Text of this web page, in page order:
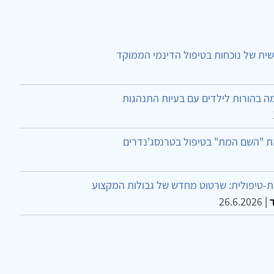
של נוכחות בטיפול הדינמי הממוקד
בהורות לילדים עם בעיות התנהגות
"השם המת" בטיפול בטרנסג'נדרים
טיפולית: שרטוט מחדש של גבולות המקצוע
|
26.6.2026